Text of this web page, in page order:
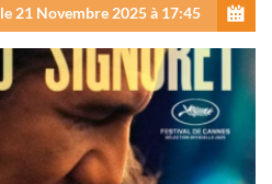
le 21 Novembre 2025 à 17:45